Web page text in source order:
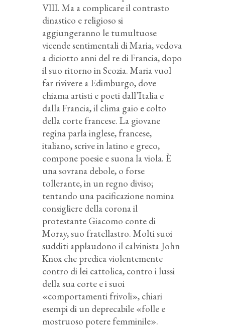
VIII. Ma a complicare il contrasto
dinastico e religioso si
aggiungeranno le tumultuose
vicende sentimentali di Maria, vedova
a diciotto anni del re di Francia, dopo
il suo ritorno in Scozia. Maria vuol
far rivivere a Edimburgo, dove
chiama artisti e poeti dall’Italia e
dalla Francia, il clima gaio e colto
della corte francese. La giovane
regina parla inglese, francese,
italiano, scrive in latino e greco,
compone poesie e suona la viola. È
una sovrana debole, o forse
tollerante, in un regno diviso;
tentando una pacificazione nomina
consigliere della corona il
protestante Giacomo conte di
Moray, suo fratellastro. Molti suoi
sudditi applaudono il calvinista John
Knox che predica violentemente
contro di lei cattolica, contro i lussi
della sua corte e i suoi
«comportamenti frivoli», chiari
esempi di un deprecabile «folle e
mostruoso potere femminile».